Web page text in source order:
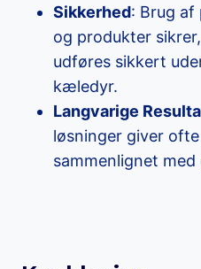
Sikkerhed: Brug af
og produkter
udføres sikkert
kæledyr.
Langvarige
løsninger giver
sammenlignet